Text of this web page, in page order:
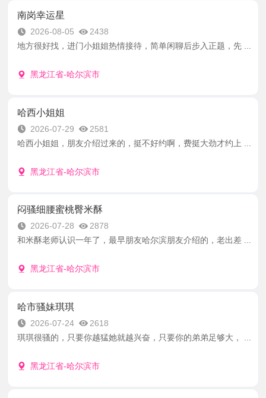
南岗幸运星
2026-08-05
2438
地方很好找，进门小姐姐热情接待，简单闲聊后步入正题，先 ...
黑龙江省-哈尔滨市
哈西小姐姐
2026-07-29
2581
哈西小姐姐，朋友介绍过来的，挺不好约啊，费挺大劲才约上 ...
黑龙江省-哈尔滨市
闷骚细腰蜜桃臀米酥
2026-07-28
2878
和米酥老师认识一年了，最早朋友哈尔滨朋友介绍的，老出差 ...
黑龙江省-哈尔滨市
哈市骚妹琪琪
2026-07-24
2618
琪琪很骚的，只要你越猛她就越兴奋，只要你的弟弟足够大， ...
黑龙江省-哈尔滨市